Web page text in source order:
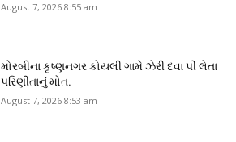
August 7, 2026 8:55 am
મોરબીના કૃષ્ણનગર કોયલી ગામે ઝેરી દવા પી લેતા
પરિણીતાનું મોત.
August 7, 2026 8:53 am